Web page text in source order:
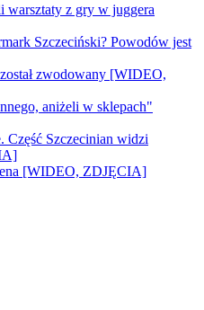
warsztaty z gry w juggera
Szczeciński? Powodów jest
zwodowany [WIDEO,
aniżeli w sklepach"
Część Szczecinian widzi
[WIDEO, ZDJĘCIA]